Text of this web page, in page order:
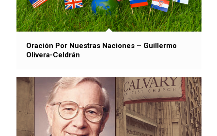
Oración Por Nuestras Naciones – Guillermo
Olivera-Celdrán